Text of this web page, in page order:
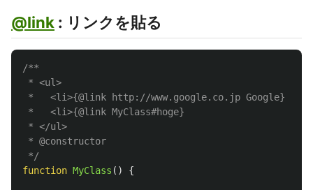
@link : リンクを貼る
/**
* <ul>
*   <li>{@link http://www.google.co.jp Google}
*   <li>{@link MyClass#hoge}
* </ul>
* @constructor
*/
function MyClass () {